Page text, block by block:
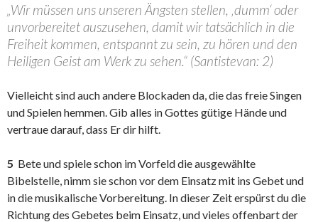
„Wir müssen uns unseren Ängsten stellen, ‚dumm‘ oder
unvorbereitet auszusehen, damit wir tatsächlich in die
Freiheit kommen, entspannt zu sein, zu hören und den
Heiligen Geist am Werk zu sehen.“ (Santistevan: 2)
Vielleicht sind auch andere Blockaden da, die das freie Singen
und Spielen hemmen. Gib alles in Gottes gütige Hände und
vertraue darauf, dass Er dir hilft.
5 Bete und spiele schon im Vorfeld die ausgewählte
Bibelstelle, nimm sie schon vor dem Einsatz mit ins Gebet und
in die musikalische Vorbereitung. In dieser Zeit erspürst du die
Richtung des Gebetes beim Einsatz, und vieles offenbart der